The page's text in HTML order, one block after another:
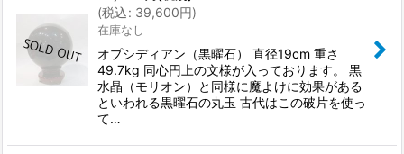
(税込: 39,600円)
在庫なし
オプシディアン（黒曜石） 直径19cm 重さ
49.7kg 同心円上の文様が入っております。 黒
水晶（モリオン）と同様に魔よけに効果がある
といわれる黒曜石の丸玉 古代はこの破片を使っ
て…